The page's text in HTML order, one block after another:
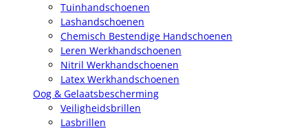
Tuinhandschoenen
Lashandschoenen
Chemisch Bestendige Handschoenen
Leren Werkhandschoenen
Nitril Werkhandschoenen
Latex Werkhandschoenen
Oog & Gelaatsbescherming
Veiligheidsbrillen
Lasbrillen